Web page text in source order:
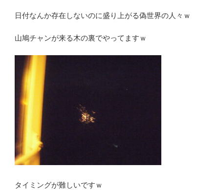
日付なんか存在しないのに盛り上がる偽世界の人々ｗ
山鳩チャンが来る木の裏でやってますｗ
タイミングが難しいですｗ